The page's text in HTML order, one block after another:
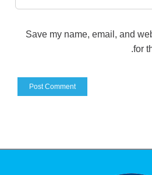
Save my name, email, and
for